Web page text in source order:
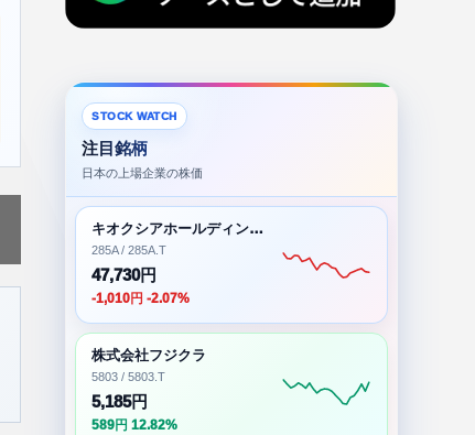
STOCK WATCH
注目銘柄
日本の上場企業の株価
キオクシアホールディングス株式会社
285A / 285A.T
47,730円
-1,010円 -2.07%
株式会社フジクラ
5803 / 5803.T
5,185円
589円 12.82%